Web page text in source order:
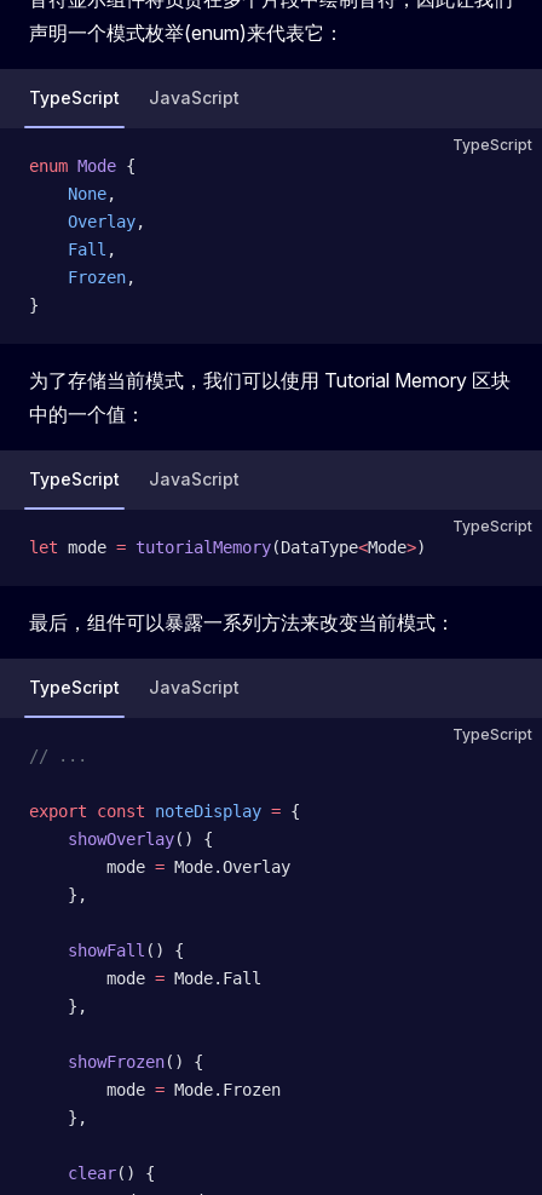
声明一个模式枚举(enum)来代表它：
TypeScript JavaScript
TypeScript
enum Mode {
    None
,
    Overlay
,
    Fall
,
    Frozen
,
}
为了存储当前模式，我们可以使用 Tutorial Memory 区块
中的一个值：
TypeScript JavaScript
TypeScript
let mode = tutorialMemory(DataType<Mode>)
最后，组件可以暴露一系列方法来改变当前模式：
TypeScript JavaScript
TypeScript
// ...
export const noteDisplay = {
    showOverlay
() {
        mode
= Mode.Overlay
    },
    showFall
() {
        mode
= Mode.Fall
    },
    showFrozen
() {
        mode
= Mode.Frozen
    },
    clear
() {